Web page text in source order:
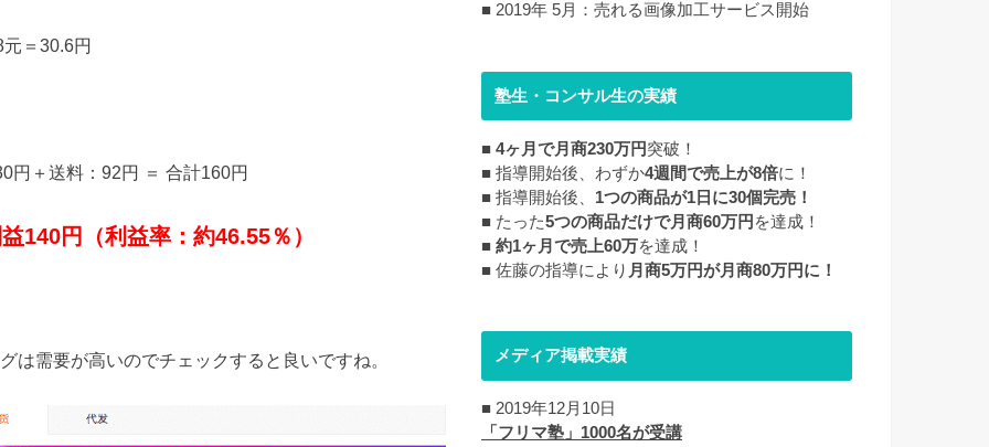
＝30.6円
円＋送料：92円 ＝ 合計160円
140円（利益率：約46.55％）
は需要が高いのでチェックすると良いですね。
■ 2019年 5月：売れる画像加工サービス開始
塾生・コンサル生の実績
■ 4ヶ月で月商230万円突破！
■ 指導開始後、わずか4週間で売上が8倍に！
■ 指導開始後、 1つの商品が1日に30個完売！
■ たった5つの商品だけで月商60万円 を達成！
■ 約1ヶ月で売上60万を達成！
■ 佐藤の指導により 月商5万円が月商80万円に！
メディア掲載実績
■ 2019年12月10日
「フリマ塾」1000名が受講